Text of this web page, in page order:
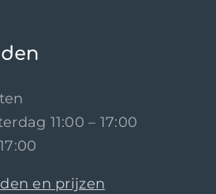
11:00 – 17:00
en prijzen